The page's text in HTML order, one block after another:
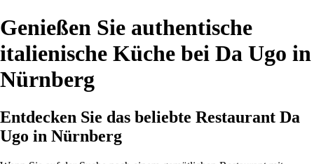
Genießen Sie authentische
italienische Küche bei Da Ugo in
Nürnberg
Entdecken Sie das beliebte Restaurant Da
Ugo in Nürnberg